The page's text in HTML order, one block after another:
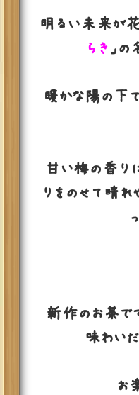
明るい未来が
らき 」
暖かな陽の下
甘い梅の香り
りをのせて晴
新作のお茶で
味わい
お